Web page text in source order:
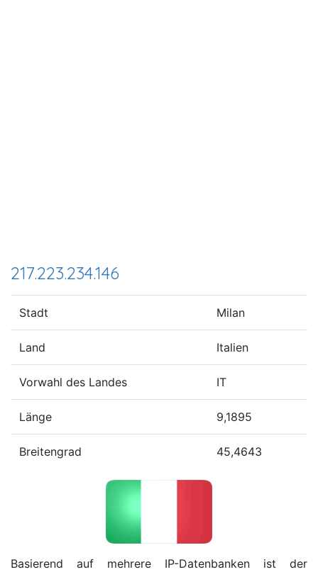
217.223.234.146
Stadt Milan
Land Italien
Vorwahl des Landes IT
Länge 9,1895
Breitengrad 45,4643
Basierend auf mehrere IP-Datenbanken ist der